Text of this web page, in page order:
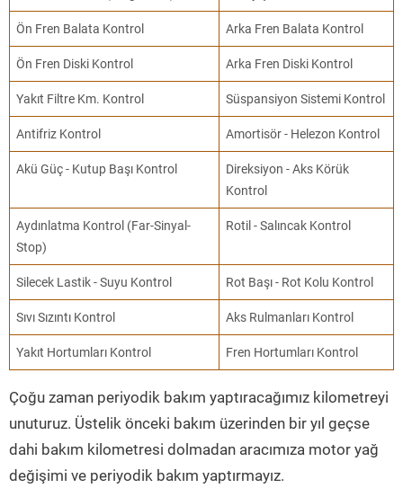
Ön Fren Balata Kontrol Arka Fren Balata Kontrol
Ön Fren Diski Kontrol Arka Fren Diski Kontrol
Yakıt Filtre Km. Kontrol Süspansiyon Sistemi Kontrol
Antifriz Kontrol Amortisör - Helezon Kontrol
Akü Güç - Kutup Başı Kontrol
Direksiyon - Aks Körük
Kontrol
Aydınlatma Kontrol (Far-Sinyal-
Stop)
Rotil - Salıncak Kontrol
Silecek Lastik - Suyu Kontrol Rot Başı - Rot Kolu Kontrol
Sıvı Sızıntı Kontrol Aks Rulmanları Kontrol
Yakıt Hortumları Kontrol Fren Hortumları Kontrol
Çoğu zaman periyodik bakım yaptıracağımız kilometreyi
unuturuz. Üstelik önceki bakım üzerinden bir yıl geçse
dahi bakım kilometresi dolmadan aracımıza motor yağ
değişimi ve periyodik bakım yaptırmayız.